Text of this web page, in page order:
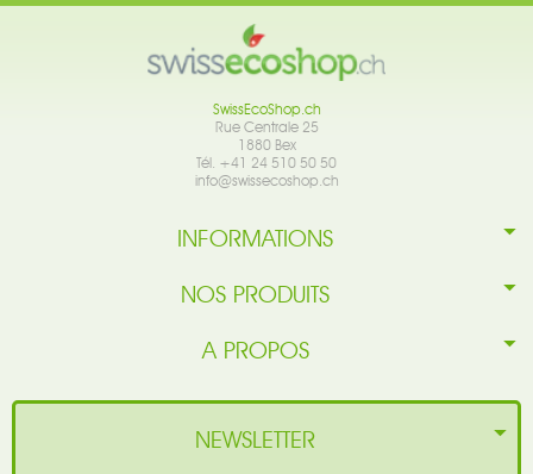
SwissEcoShop.ch
Rue Centrale 25
1880 Bex
Tél. +41 24 510 50 50
info@swissecoshop.ch
INFORMATIONS
NOS PRODUITS
A PROPOS
NEWSLETTER